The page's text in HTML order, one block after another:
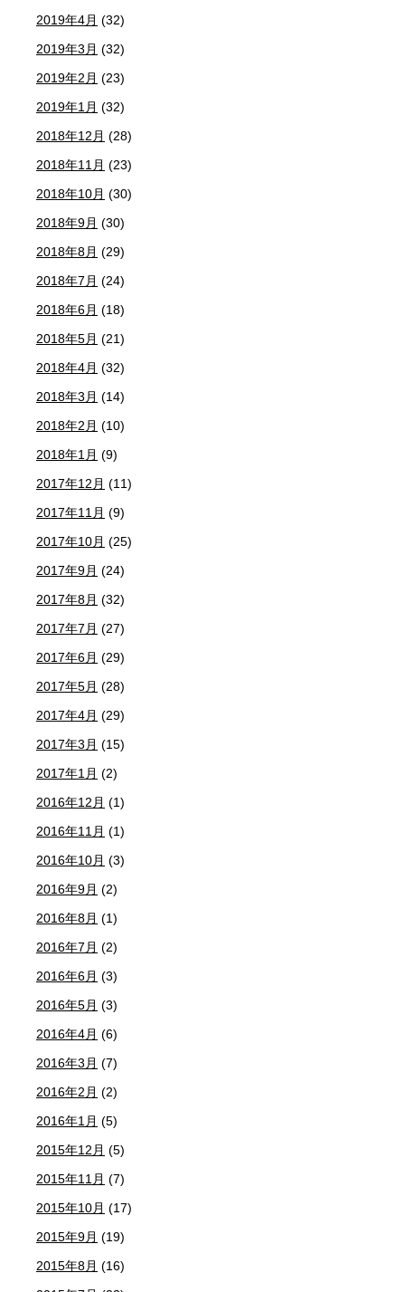
2019年4月 (32)
2019年3月 (32)
2019年2月 (23)
2019年1月 (32)
2018年12月 (28)
2018年11月 (23)
2018年10月 (30)
2018年9月 (30)
2018年8月 (29)
2018年7月 (24)
2018年6月 (18)
2018年5月 (21)
2018年4月 (32)
2018年3月 (14)
2018年2月 (10)
2018年1月 (9)
2017年12月 (11)
2017年11月 (9)
2017年10月 (25)
2017年9月 (24)
2017年8月 (32)
2017年7月 (27)
2017年6月 (29)
2017年5月 (28)
2017年4月 (29)
2017年3月 (15)
2017年1月 (2)
2016年12月 (1)
2016年11月 (1)
2016年10月 (3)
2016年9月 (2)
2016年8月 (1)
2016年7月 (2)
2016年6月 (3)
2016年5月 (3)
2016年4月 (6)
2016年3月 (7)
2016年2月 (2)
2016年1月 (5)
2015年12月 (5)
2015年11月 (7)
2015年10月 (17)
2015年9月 (19)
2015年8月 (16)